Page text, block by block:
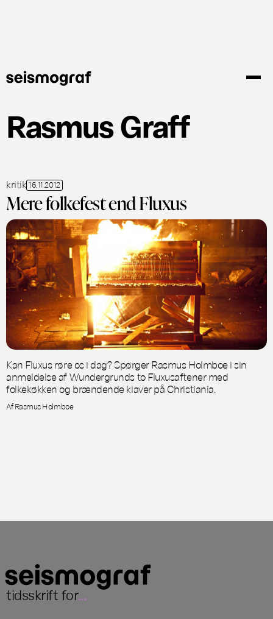
Rasmus Graff
kritik 16.11.2012
Mere folkefest end Fluxus
Kan Fluxus røre os i dag? Spørger Rasmus Holmboe i sin
anmeldelse af Wundergrunds to Fluxusaftener med
folkekøkken og brændende klaver på Christiania.
Af Rasmus Holmboe
tidsskrift for...